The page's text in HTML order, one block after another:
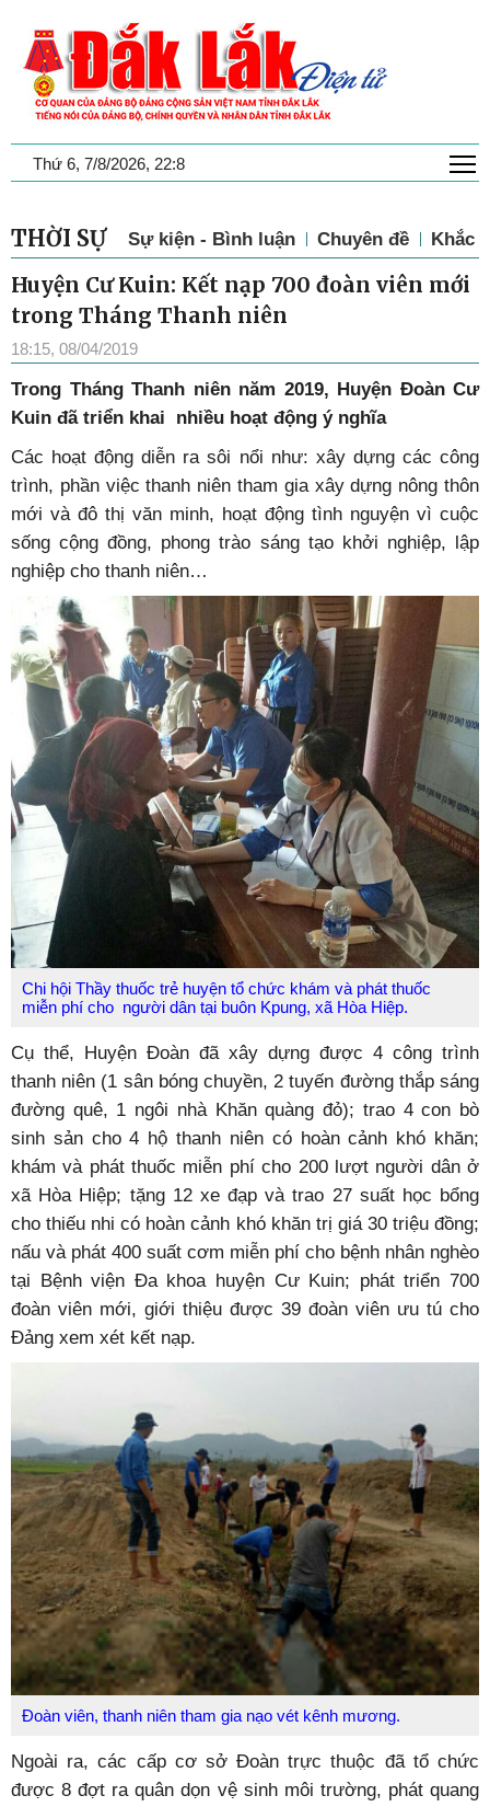
Thứ 6, 7/8/2026, 22:8
THỜI SỰ Sự kiện - Bình luận Chuyên đề Khắc
Huyện Cư Kuin: Kết nạp 700 đoàn viên mới
trong Tháng Thanh niên
18:15, 08/04/2019
Trong Tháng Thanh niên năm 2019, Huyện Đoàn Cư
Kuin đã triển khai nhiều hoạt động ý nghĩa
Các hoạt động diễn ra sôi nổi như: xây dựng các công
trình, phần việc thanh niên tham gia xây dựng nông thôn
mới và đô thị văn minh, hoạt động tình nguyện vì cuộc
sống cộng đồng, phong trào sáng tạo khởi nghiệp, lập
nghiệp cho thanh niên…
Chi hội Thầy thuốc trẻ huyện tổ chức khám và phát thuốc
miễn phí cho người dân tại buôn Kpung, xã Hòa Hiệp.
Cụ thể, Huyện Đoàn đã xây dựng được 4 công trình
thanh niên (1 sân bóng chuyền, 2 tuyến đường thắp sáng
đường quê, 1 ngôi nhà Khăn quàng đỏ); trao 4 con bò
sinh sản cho 4 hộ thanh niên có hoàn cảnh khó khăn;
khám và phát thuốc miễn phí cho 200 lượt người dân ở
xã Hòa Hiệp; tặng 12 xe đạp và trao 27 suất học bổng
cho thiếu nhi có hoàn cảnh khó khăn trị giá 30 triệu đồng;
nấu và phát 400 suất cơm miễn phí cho bệnh nhân nghèo
tại Bệnh viện Đa khoa huyện Cư Kuin; phát triển 700
đoàn viên mới, giới thiệu được 39 đoàn viên ưu tú cho
Đảng xem xét kết nạp.
Đoàn viên, thanh niên tham gia nạo vét kênh mương.
Ngoài ra, các cấp cơ sở Đoàn trực thuộc đã tổ chức
được 8 đợt ra quân dọn vệ sinh môi trường, phát quang